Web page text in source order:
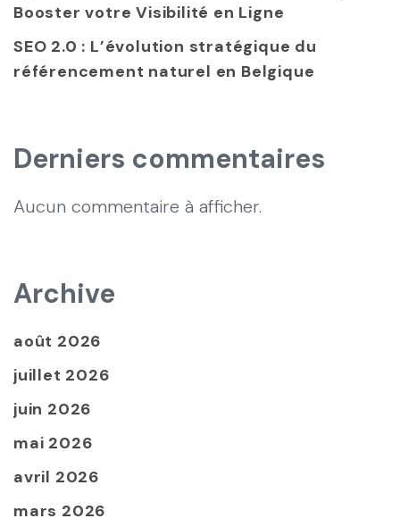
Booster votre Visibilité en Ligne
SEO 2.0 : L’évolution stratégique du
référencement naturel en Belgique
Derniers commentaires
Aucun commentaire à afficher.
Archive
août 2026
juillet 2026
juin 2026
mai 2026
avril 2026
mars 2026